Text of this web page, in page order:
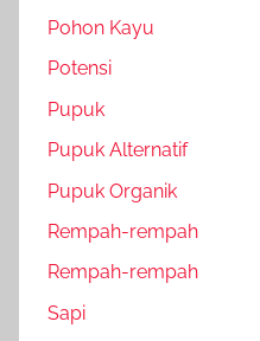
Pohon Kayu
Potensi
Pupuk
Pupuk Alternatif
Pupuk Organik
Rempah-rempah
Rempah-rempah
Sapi